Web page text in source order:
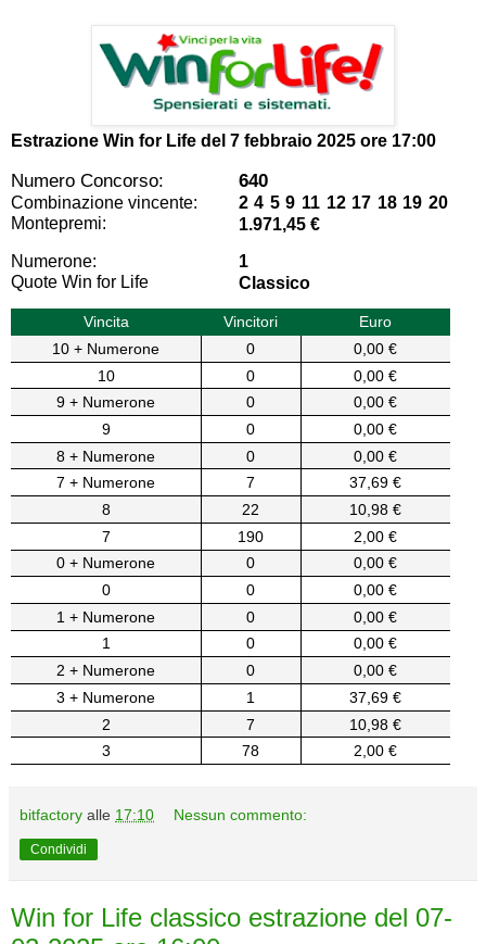
Estrazione Win for Life del 7 febbraio 2025 ore 17:00
Numero Concorso: 640
Combinazione vincente:
2 4 5 9 11 12 17 18 19 20
Montepremi:
1.971,45 €
Numerone:
1
Quote Win for Life
Classico
Vincita Vincitori
Euro
10 + Numerone
0
0,00 €
10
0
0,00 €
9 + Numerone
0
0,00 €
9
0
0,00 €
8 + Numerone
0
0,00 €
7 + Numerone
7
37,69 €
8
22
10,98 €
7
190
2,00 €
0 + Numerone
0
0,00 €
0
0
0,00 €
1 + Numerone
0
0,00 €
1
0
0,00 €
2 + Numerone
0
0,00 €
3 + Numerone
1
37,69 €
2
7
10,98 €
3
78 2,00 €
bitfactory alle 17:10 Nessun commento:
Condividi
Win for Life classico estrazione del 07-